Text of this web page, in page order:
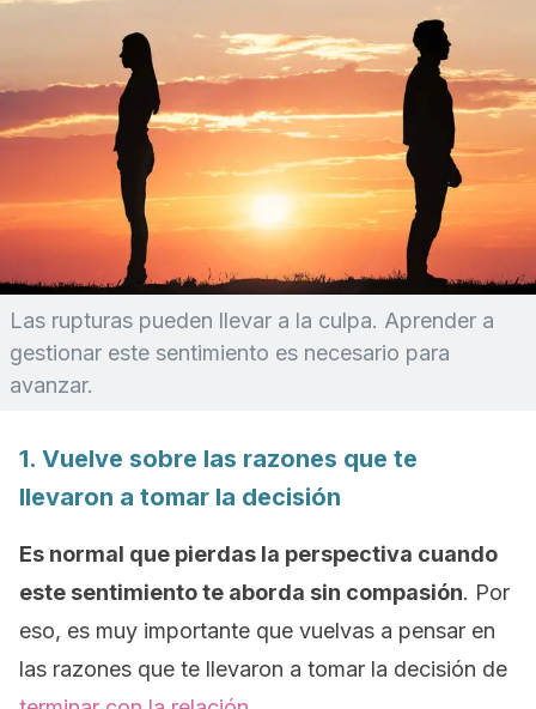
Las rupturas pueden llevar a la culpa. Aprender a
gestionar este sentimiento es necesario para
avanzar.
1. Vuelve sobre las razones que te
llevaron a tomar la decisión
Es normal que pierdas la perspectiva cuando
este sentimiento te aborda sin compasión. Por
eso, es muy importante que vuelvas a pensar en
las razones que te llevaron a tomar la decisión de